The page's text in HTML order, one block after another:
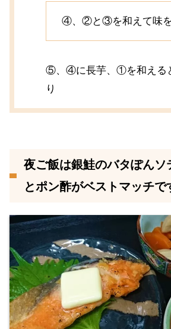
④、②と③を和えて味
⑤、④に長芋、①を和える
り
夜ご飯は銀鮭のバタぽんソテ
とポン酢がベストマッチで